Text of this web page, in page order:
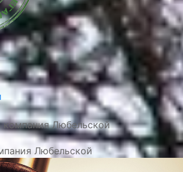
Любельской
Любельской